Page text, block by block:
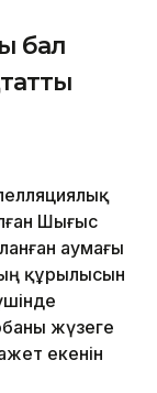
бал
Шығыс
аумағы
құрылысын
жүзеге
екенін